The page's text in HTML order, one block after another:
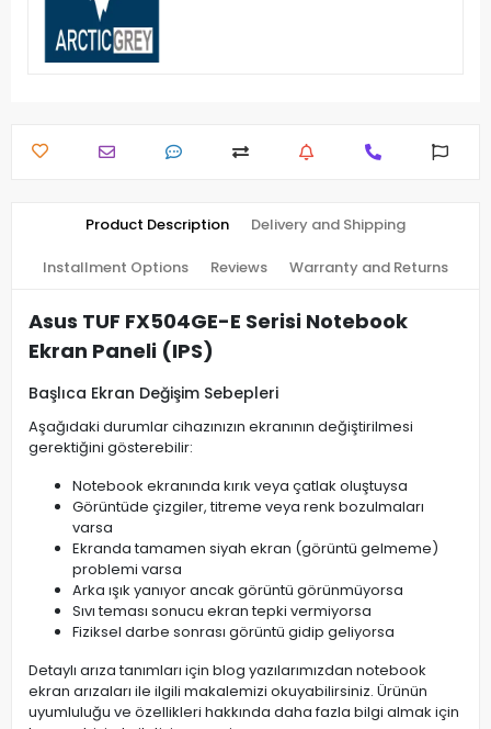
Product Description Delivery and Shipping
Installment Options Reviews Warranty and Returns
Asus TUF FX504GE-E Serisi Notebook
Ekran Paneli (IPS)
Başlıca Ekran Değişim Sebepleri
Aşağıdaki durumlar cihazınızın ekranının değiştirilmesi
gerektiğini gösterebilir:
Notebook ekranında kırık veya çatlak oluştuysa
Görüntüde çizgiler, titreme veya renk bozulmaları
varsa
Ekranda tamamen siyah ekran (görüntü gelmeme)
problemi varsa
Arka ışık yanıyor ancak görüntü görünmüyorsa
Sıvı teması sonucu ekran tepki vermiyorsa
Fiziksel darbe sonrası görüntü gidip geliyorsa
Detaylı arıza tanımları için blog yazılarımızdan notebook
ekran arızaları ile ilgili makalemizi okuyabilirsiniz. Ürünün
uyumluluğu ve özellikleri hakkında daha fazla bilgi almak için